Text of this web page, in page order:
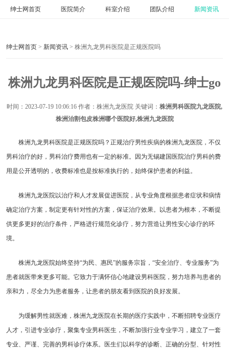
绅士网首页 医院简介 科室介绍 团队介绍 新闻资讯
绅士网首页 > 新闻资讯 > 株洲九龙男科医院是正规医院吗
株洲九龙男科医院是正规医院吗-绅士go
时间： 2023-07-19 10:06:16 作者：株洲九龙医院 关键词： 株洲男科医院九龙医院,
株洲治割包皮株洲哪个医院好,株洲九龙医院
株洲九龙男科医院是正规医院吗？正规治疗男性疾病的株洲九龙医院，不仅
男科治疗的好，男科治疗费用也有一定的标准。因为无锡建国医院治疗男科的费
用是公开透明的，收费标准也是按标准执行的，始终保护患者的利益。
株洲九龙医院以治疗和人才发展促进医院，从专业角度根据患者症状和病情
确定治疗方案，制定更有针对性的方案，保证治疗效果。以患者为根本，不断提
供更多更好的治疗条件，严格进行规范化诊疗，努力营造让男性安心诊疗的环
境。
株洲九龙医院始终坚持“为民、惠民”的服务宗旨，“安全治疗、专业服务”为
患者就医带来更多可能。它致力于满怀信心地建设男科医院，努力培养与患者的
亲和力，尽全力为患者服务，让患者的朋友看到医院的良好发展。
为缓解男性就医难，株洲九龙医院在长期的医疗实践中，不断招聘专业医疗
人才，引进专业诊疗，聚集专业男科医生，不断加强行业专业学习，建立了一套
专业、严谨、完善的男科诊疗体系。医生们以科学的诊断、正确的分型、针对性